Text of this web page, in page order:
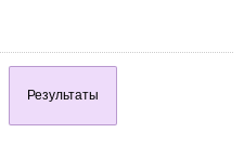
Результаты